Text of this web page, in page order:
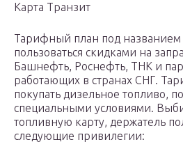
Карта Транзит
Тарифный план под названием
пользоваться скидками на
Башнефть, Роснефть, ТНК и
работающих в странах СНГ.
покупать дизельное топливо,
специальными условиями.
топливную карту, держатель
следующие привилегии: